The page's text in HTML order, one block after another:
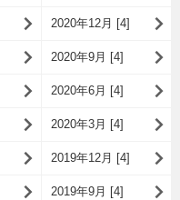
2020年12月 [4]
2020年9月 [4]
2020年6月 [4]
2020年3月 [4]
2019年12月 [4]
2019年9月 [4]